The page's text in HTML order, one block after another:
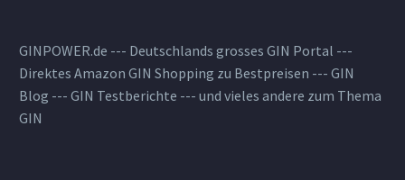
GINPOWER.de --- Deutschlands grosses GIN Portal ---
Direktes Amazon GIN Shopping zu Bestpreisen --- GIN
Blog --- GIN Testberichte --- und vieles andere zum Thema
GIN